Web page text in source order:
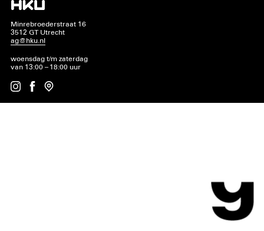
Minrebroederstraat 16
3512 GT Utrecht
ag@hku.nl
woensdag t/m zaterdag
van 13:00 – 18:00 uur